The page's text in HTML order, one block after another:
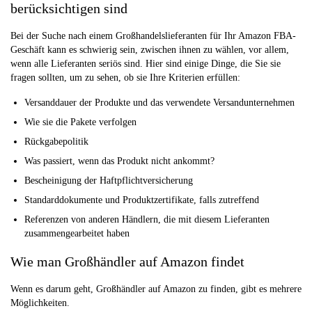
berücksichtigen sind
Bei der Suche nach einem Großhandelslieferanten für Ihr Amazon FBA-
Geschäft kann es schwierig sein, zwischen ihnen zu wählen, vor allem,
wenn alle Lieferanten seriös sind. Hier sind einige Dinge, die Sie sie
fragen sollten, um zu sehen, ob sie Ihre Kriterien erfüllen:
Versanddauer der Produkte und das verwendete Versandunternehmen
Wie sie die Pakete verfolgen
Rückgabepolitik
Was passiert, wenn das Produkt nicht ankommt?
Bescheinigung der Haftpflichtversicherung
Standarddokumente und Produktzertifikate, falls zutreffend
Referenzen von anderen Händlern, die mit diesem Lieferanten
zusammengearbeitet haben
Wie man Großhändler auf Amazon findet
Wenn es darum geht, Großhändler auf Amazon zu finden, gibt es mehrere
Möglichkeiten.